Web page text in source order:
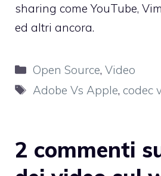
sharing come YouTube,
ed altri ancora.
Categorie
Open Source,Video
Tag
Adobe Vs Apple, codec
2 commenti